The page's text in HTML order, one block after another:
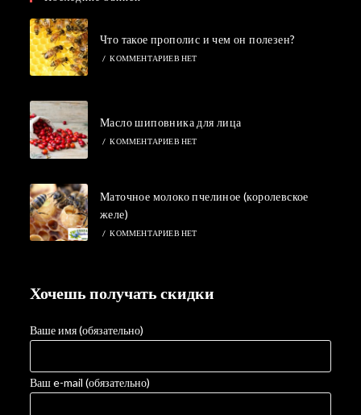
Что такое прополис и чем он полезен?
/ КОММЕНТАРИЕВ НЕТ
Масло шиповника для лица
/ КОММЕНТАРИЕВ НЕТ
Маточное молоко пчелиное (королевское
желе)
/ КОММЕНТАРИЕВ НЕТ
Хочешь получать скидки
Ваше имя (обязательно)
Ваш e-mail (обязательно)